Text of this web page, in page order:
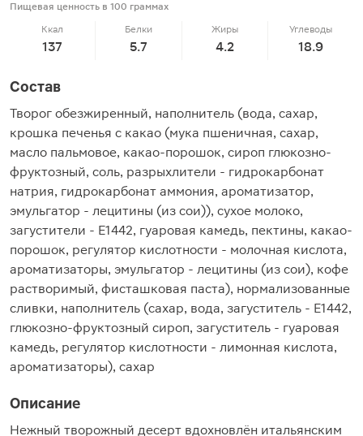
Пищевая ценность в 100 граммах
Ккал
137
Белки
5.7
Жиры
4.2
Углеводы
18.9
Состав
Творог обезжиренный, наполнитель (вода, сахар,
крошка печенья с какао (мука пшеничная, сахар,
масло пальмовое, какао-порошок, сироп глюкозно-
фруктозный, соль, разрыхлители - гидрокарбонат
натрия, гидрокарбонат аммония, ароматизатор,
эмульгатор - лецитины (из сои)), сухое молоко,
загустители - Е1442, гуаровая камедь, пектины, какао-
порошок, регулятор кислотности - молочная кислота,
ароматизаторы, эмульгатор - лецитины (из сои), кофе
растворимый, фисташковая паста), нормализованные
сливки, наполнитель (сахар, вода, загуститель - Е1442,
глюкозно-фруктозный сироп, загуститель - гуаровая
камедь, регулятор кислотности - лимонная кислота,
ароматизаторы), сахар
Описание
Нежный творожный десерт вдохновлён итальянским